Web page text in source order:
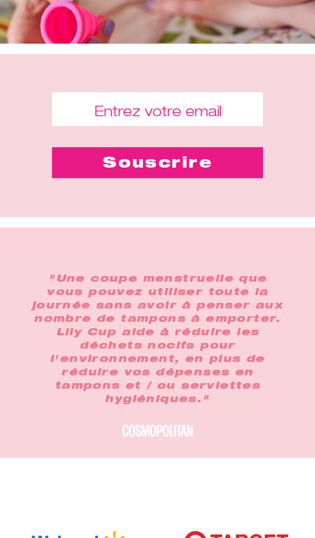
"Une coupe menstruelle que
vous pouvez utiliser toute la
journée sans avoir à penser aux
nombre de tampons à emporter.
Lily Cup aide à réduire les
déchets nocifs pour
l'environnement, en plus de
réduire vos dépenses en
tampons et / ou serviettes
hygiéniques."